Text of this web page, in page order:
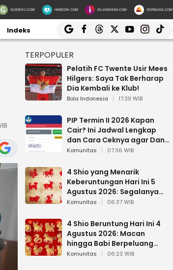
GUIDEKU.COM HIMEDIK.COM IKLANDISINI.COM SERBADA.COM
Indeks
TERPOPULER
Pelatih FC Twente Usir Mees
Hilgers: Saya Tak Berharap
Dia Kembali ke Klub!
Bola Indonesia 17:39 WIB
PIP Termin II 2026 Kapan
Cair? Ini Jadwal Lengkap
dan Cara Ceknya agar Dana
Tidak Hangus!
Komunitas 07:36 WIB
4 Shio yang Menarik
Keberuntungan Hari Ini 5
Agustus 2026: Segalanya
Berjalan Lancar
Komunitas 06:37 WIB
4 Shio Beruntung Hari Ini 4
Agustus 2026: Macan
hingga Babi Berpeluang
Dapat Kabar Baik
Komunitas 06:23 WIB